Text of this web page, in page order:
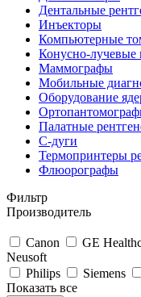
Дентальные
Инъекторы
Компьютерные
Конусно-
Маммографы
Мобильные
Оборудование
Палатные
С-дуги
Термопринтеры
Флюорографы
Фильтр
Производитель
Canon GE
Neusoft
Philips
Siemens
Показать все